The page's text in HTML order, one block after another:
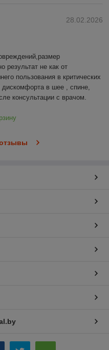
28.02.2026
результат не как от
пользования в критических
дискомфорта в шее , спине,
консультации с врачом.